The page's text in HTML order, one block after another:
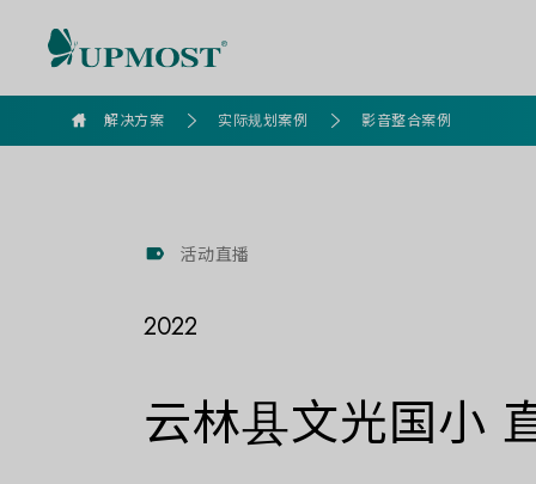
goldennet
解决方案 实际规划案例 影音整合案例
活动直播
2022
云林县文光国小